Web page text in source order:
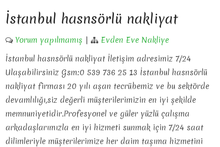
İstanbul hasnsörlü nakliyat
Yorum yapılmamış |
Evden Eve Nakliye
İstanbul hasnsörlü nakliyat İletişim adresimiz 7/24
Ulaşabilirsiniz Gsm:0 539 736 25 13 İstanbul hasnsörlü
nakliyat firması 20 yılı aşan tecrübemiz ve bu sektörde
devamlılığı,siz değerli müşterilerimizin en iyi şekilde
memnuniyetidir.Profesyonel ve güler yüzlü çalışma
arkadaşlarımızla en iyi hizmeti sunmak için 7/24 saat
dilimleriyle müşterilerimize her daim taşıma hizmetini